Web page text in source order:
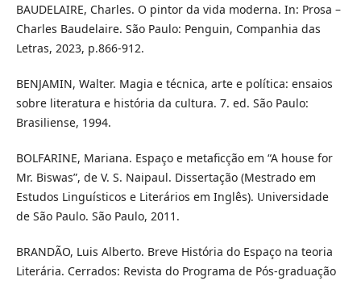
BAUDELAIRE, Charles. O pintor da vida moderna. In: Prosa –
Charles Baudelaire. São Paulo: Penguin, Companhia das
Letras, 2023, p.866-912.
BENJAMIN, Walter. Magia e técnica, arte e política: ensaios
sobre literatura e história da cultura. 7. ed. São Paulo:
Brasiliense, 1994.
BOLFARINE, Mariana. Espaço e metaficção em “A house for
Mr. Biswas”, de V. S. Naipaul. Dissertação (Mestrado em
Estudos Linguísticos e Literários em Inglês). Universidade
de São Paulo. São Paulo, 2011.
BRANDÃO, Luis Alberto. Breve História do Espaço na teoria
Literária. Cerrados: Revista do Programa de Pós-graduação